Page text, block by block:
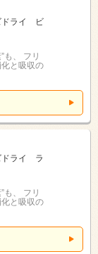
ドライ ビ
も、 フリ
と吸収の
ドライ ラ
も、 フリ
と吸収の